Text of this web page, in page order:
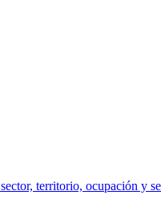
territorio, ocupación y